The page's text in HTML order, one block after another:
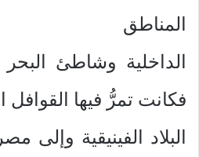
المناطق
الداخلية وشاطئ
فكانت تمرُّ فيها القوافل
البلاد الفينيقية